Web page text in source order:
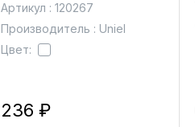
Артикул : 120267
Производитель : Uniel
Цвет:
236 ₽